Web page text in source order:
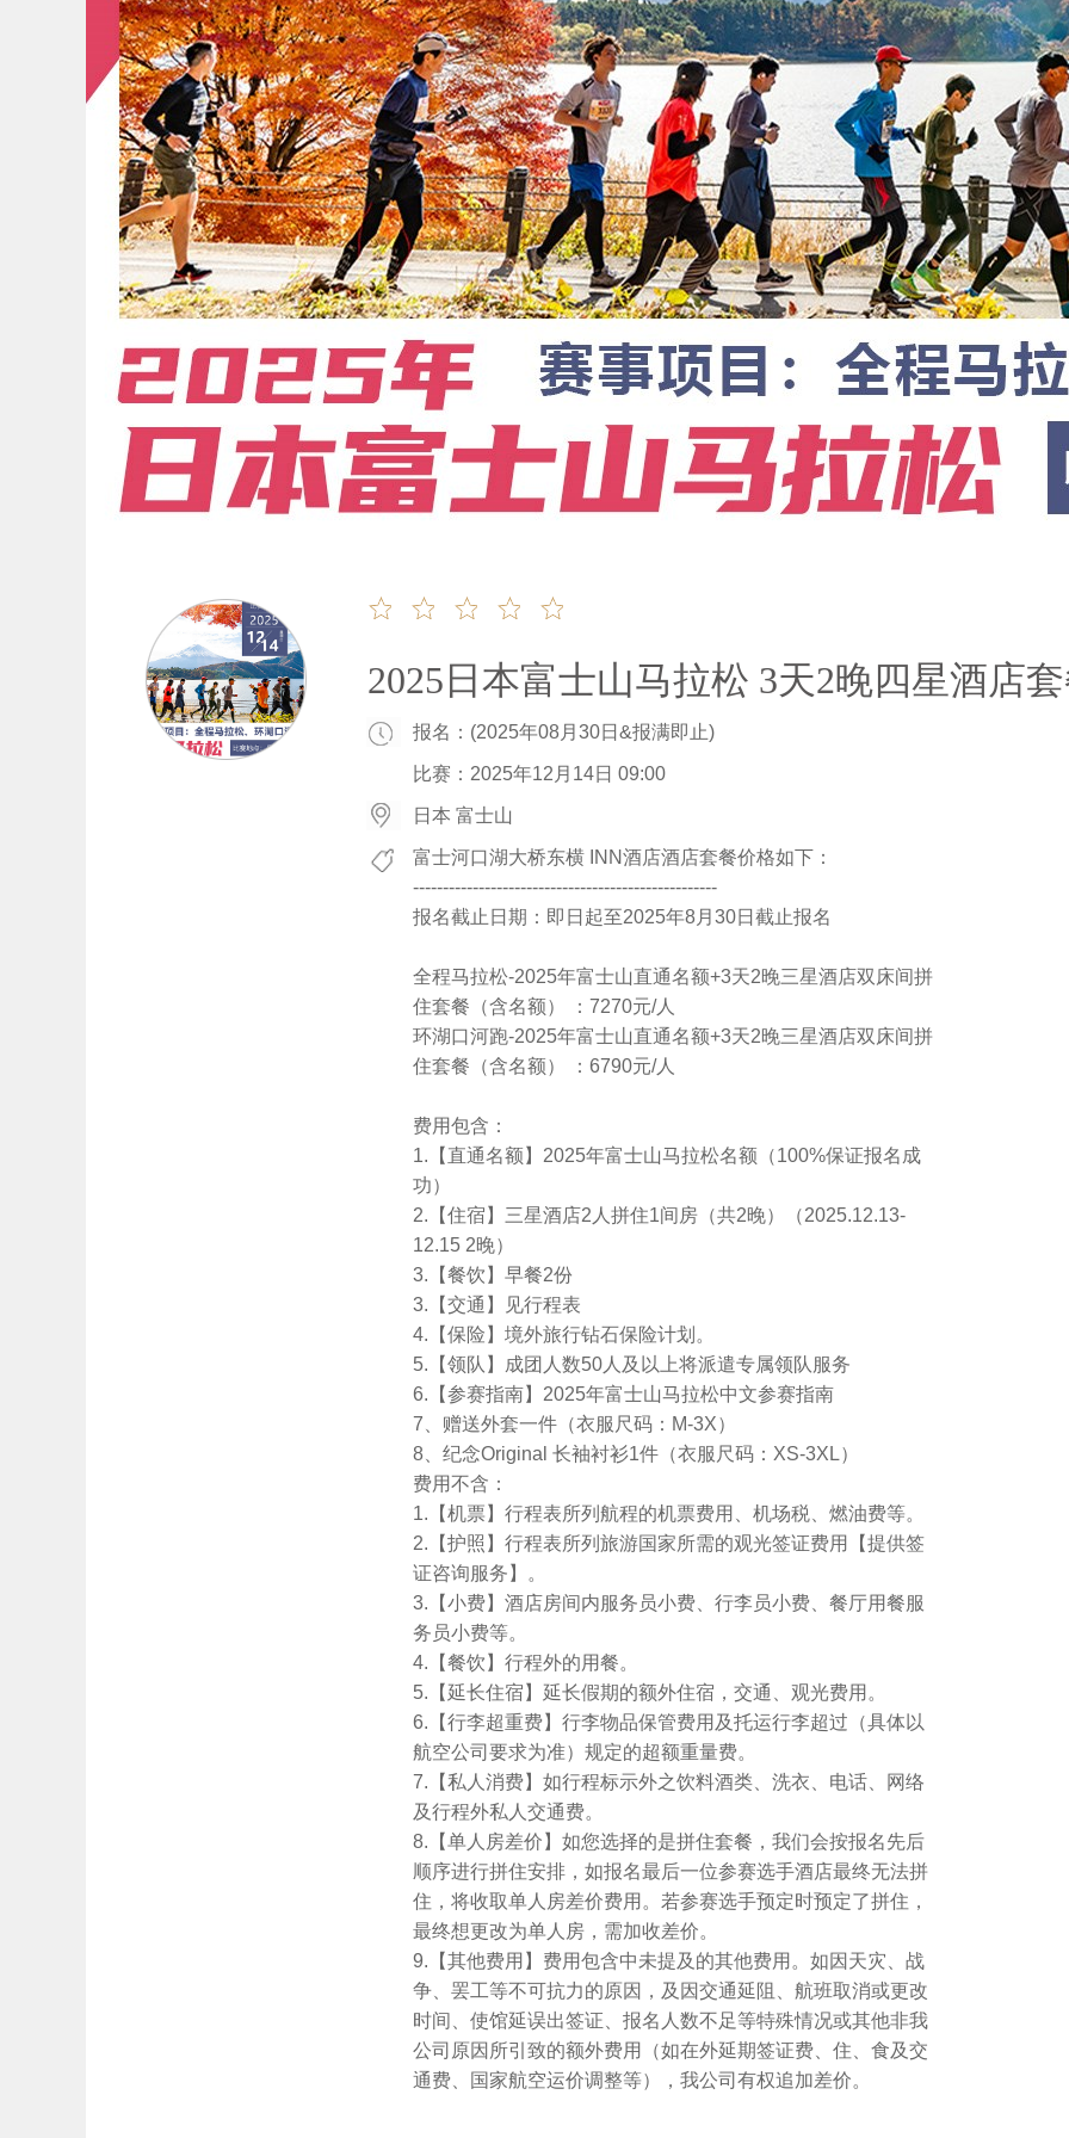
2025日本富士山马拉松 3天2晚四星酒店
报名：(2025年08月30日&报满即止)
比赛：2025年12月14日 09:00
日本 富士山
富士河口湖大桥东横 INN酒店酒店套餐价格如下：
---------------------------------------------------
报名截止日期：即日起至2025年8月30日截止报名
全程马拉松-2025年富士山直通名额+3天2晚三星酒店双床间拼
住套餐（含名额） ：7270元/人
环湖口河跑-2025年富士山直通名额+3天2晚三星酒店双床间拼
住套餐（含名额） ：6790元/人
费用包含：
1.【直通名额】2025年富士山马拉松名额（100%保证报名成
功）
2.【住宿】三星酒店2人拼住1间房（共2晚）（2025.12.13-
12.15 2晚）
3.【餐饮】早餐2份
3.【交通】见行程表
4.【保险】境外旅行钻石保险计划。
5.【领队】成团人数50人及以上将派遣专属领队服务
6.【参赛指南】2025年富士山马拉松中文参赛指南
7、赠送外套一件（衣服尺码：M-3X）
8、纪念Original 长袖衬衫1件（衣服尺码：XS-3XL）
费用不含：
1.【机票】行程表所列航程的机票费用、机场税、燃油费等。
2.【护照】行程表所列旅游国家所需的观光签证费用【提供签
证咨询服务】。
3.【小费】酒店房间内服务员小费、行李员小费、餐厅用餐服
务员小费等。
4.【餐饮】行程外的用餐。
5.【延长住宿】延长假期的额外住宿，交通、观光费用。
6.【行李超重费】行李物品保管费用及托运行李超过（具体以
航空公司要求为准）规定的超额重量费。
7.【私人消费】如行程标示外之饮料酒类、洗衣、电话、网络
及行程外私人交通费。
8.【单人房差价】如您选择的是拼住套餐，我们会按报名先后
顺序进行拼住安排，如报名最后一位参赛选手酒店最终无法拼
住，将收取单人房差价费用。若参赛选手预定时预定了拼住，
最终想更改为单人房，需加收差价。
9.【其他费用】费用包含中未提及的其他费用。如因天灾、战
争、罢工等不可抗力的原因，及因交通延阻、航班取消或更改
时间、使馆延误出签证、报名人数不足等特殊情况或其他非我
公司原因所引致的额外费用（如在外延期签证费、住、食及交
通费、国家航空运价调整等），我公司有权追加差价。